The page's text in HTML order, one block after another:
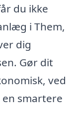
du ikke
i Them,
dig
Gør dit
ved
smartere